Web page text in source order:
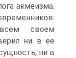
акмеизма.
своем
ни в ее
ни в